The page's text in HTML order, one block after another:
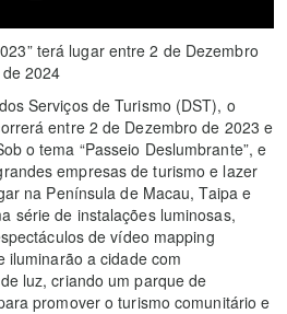
terá lugar entre 2 de Dezembro
2024
Serviços de Turismo (DST), o
entre 2 de Dezembro de 2023 e
o tema “Passeio Deslumbrante”, e
empresas de turismo e lazer
na Península de Macau, Taipa e
série de instalações luminosas,
de vídeo mapping
iluminarão a cidade com
luz, criando um parque de
promover o turismo comunitário e